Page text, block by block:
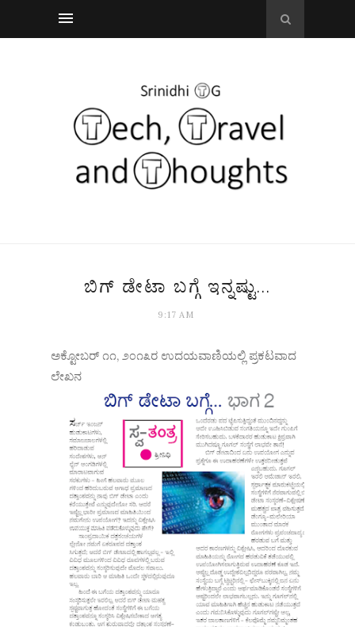
ಬಿಗ್ ಡೇಟಾ ಬಗ್ಗೆ ಇನ್ನಷ್ಟು...
9:17 AM
ಅಕ್ಟೋಬರ್ ೧೧, ೨೦೧೩ರ ಉದಯವಾಣಿಯಲ್ಲಿ ಪ್ರಕಟವಾದ
ಲೇಖನ